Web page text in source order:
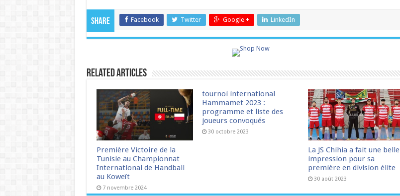
Share Facebook Twitter Google + LinkedIn
Related Articles
Première Victoire de la
Tunisie au Championnat
International de Handball
au Koweït
7 novembre 2024
tournoi international
Hammamet 2023 :
programme et liste des
joueurs convoqués
30 octobre 2023
La JS Chihia a fait une belle
impression pour sa
première en division élite
30 août 2023